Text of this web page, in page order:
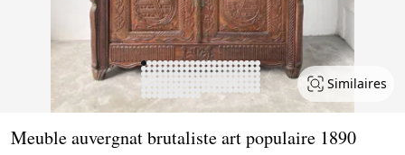
Similaires
Meuble auvergnat brutaliste art populaire 1890